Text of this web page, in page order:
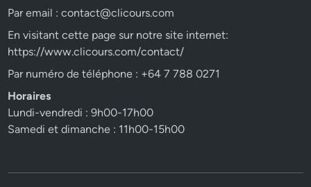
Par email :contact@clicours.com
En visitant cette page sur notre site internet:
https://www.clicours.com/contact/
Par numéro de téléphone : +64 7 788 0271
Horaires
Lundi-vendredi : 9h00-17h00
Samedi et dimanche : 11h00-15h00